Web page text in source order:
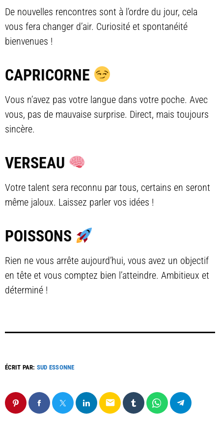
De nouvelles rencontres sont à l’ordre du jour, cela
vous fera changer d’air. Curiosité et spontanéité
bienvenues !
CAPRICORNE
Vous n’avez pas votre langue dans votre poche. Avec
vous, pas de mauvaise surprise. Direct, mais toujours
sincère.
VERSEAU
Votre talent sera reconnu par tous, certains en seront
même jaloux. Laissez parler vos idées !
POISSONS
Rien ne vous arrête aujourd’hui, vous avez un objectif
en tête et vous comptez bien l’atteindre. Ambitieux et
déterminé !
ÉCRIT PAR: SUD ESSONNE
email